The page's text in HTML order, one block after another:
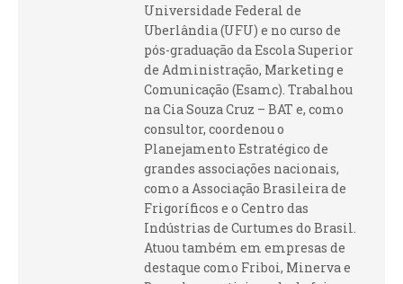
Universidade Federal de
Uberlândia (UFU) e no curso de
pós-graduação da Escola Superior
de Administração, Marketing e
Comunicação (Esamc). Trabalhou
na Cia Souza Cruz – BAT e, como
consultor, coordenou o
Planejamento Estratégico de
grandes associações nacionais,
como a Associação Brasileira de
Frigoríficos e o Centro das
Indústrias de Curtumes do Brasil.
Atuou também em empresas de
destaque como Friboi, Minerva e